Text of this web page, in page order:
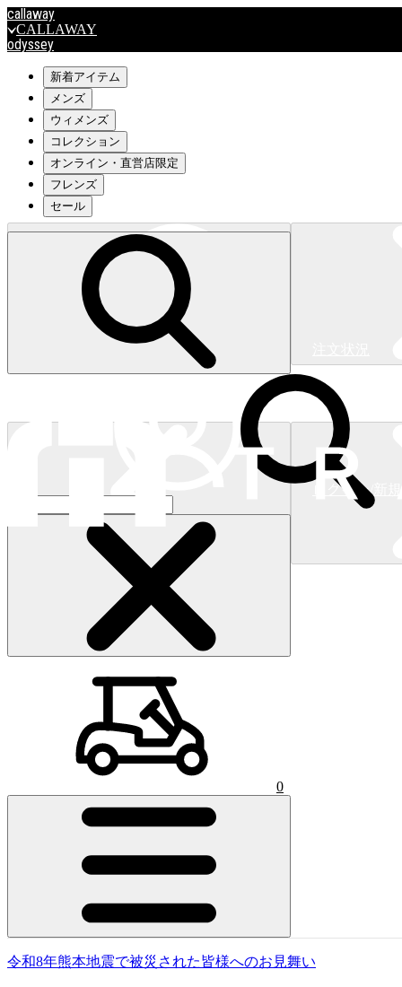
callaway
CALLAWAY
odyssey
travismathew
outlet
OUTLET
キャロウェイアパレルはこちら>>>
ログイン/新
ショッピングカート )
新着アイテム
メンズ
ウィメンズ
コレクション
オンライン・直営店限定
フレンズ
セール
0
令和8年熊本地震で被災された皆様へのお見舞い